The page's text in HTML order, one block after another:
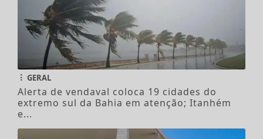
GERAL
Alerta de vendaval coloca 19 cidades do
extremo sul da Bahia em atenção; Itanhém
e...